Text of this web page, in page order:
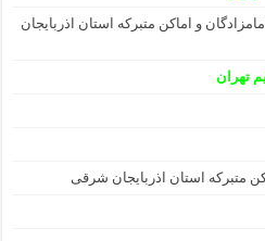
و اماکن متبرکه استان اذربایجان
تهران
متبرکه استان اذربایجان شرقی